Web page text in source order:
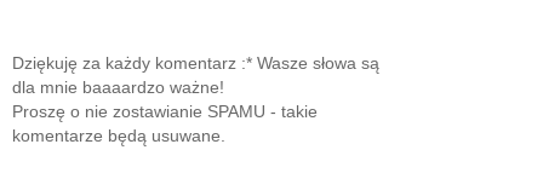
Dziękuję za każdy komentarz :* Wasze słowa są
dla mnie baaaardzo ważne!
Proszę o nie zostawianie SPAMU - takie
komentarze będą usuwane.